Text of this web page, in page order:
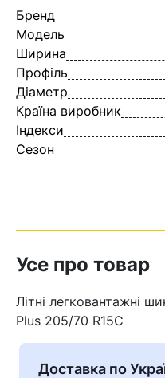
Бренд
Модель
Ширина
Профіль
Діаметр
Країна виробник
Індекси
Сезон
Усе про товар
Літні легковантажні
Plus 205/70 R15C
Доставка по